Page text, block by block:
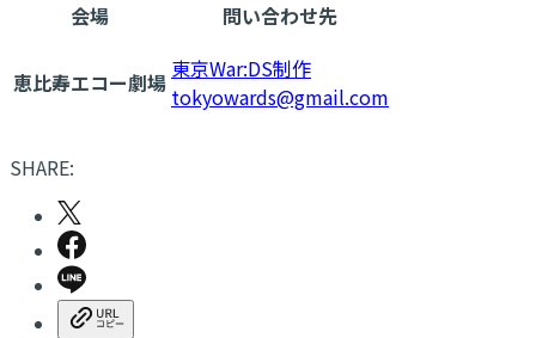
会場 問い合わせ先
恵比寿エコー劇場 東京War:DS制作
tokyowards@gmail.com
SHARE: